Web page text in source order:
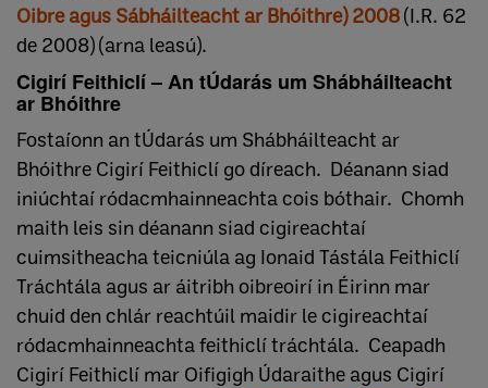
Oibre agus Sábháilteacht ar Bhóithre) 2008(I.R. 62
de 2008) (arna leasú).
Cigirí Feithiclí – An tÚdarás um Shábháilteacht
ar Bhóithre
Fostaíonn an tÚdarás um Shábháilteacht ar
Bhóithre Cigirí Feithiclí go díreach. Déanann siad
iniúchtaí ródacmhainneachta cois bóthair. Chomh
maith leis sin déanann siad cigireachtaí
cuimsitheacha teicniúla ag Ionaid Tástála Feithiclí
Tráchtála agus ar áitribh oibreoirí in Éirinn mar
chuid den chlár reachtúil maidir le cigireachtaí
ródacmhainneachta feithiclí tráchtála. Ceapadh
Cigirí Feithiclí mar Oifigigh Údaraithe agus Cigirí